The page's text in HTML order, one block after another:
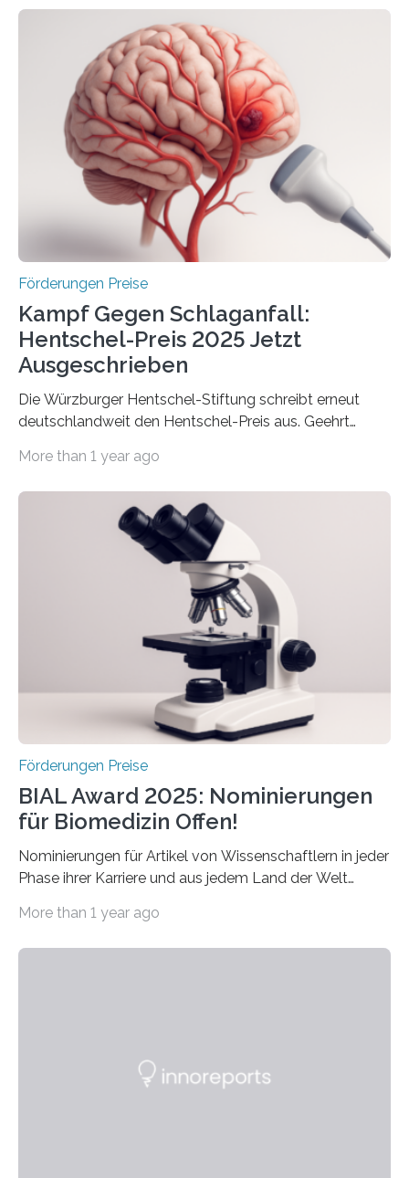
Woche vom Haushaltsausschuss freigegeben – unter
anderem zur Unterstützung der
Industrieforschungsprogramme Industrielle
Gemeinschaftsforschung (IGF), Zentrales
Innovationsprogramm Mittelstand (ZIM) und
Innovationskompetenz INNO-KOM. Auf dem
Innovationstag Mittelstand 2025 am 5. Juni 2025 in
Berlin überbrachte das Bundesministerium für
Wirtschaft und Energie eine gute Nachricht:
Überplanmäßige Verpflichtungsermächtigungen in
Förderungen Preise
Kampf Gegen Schlaganfall:
Hentschel-Preis 2025 Jetzt
Ausgeschrieben
Die Würzburger Hentschel-Stiftung schreibt erneut
deutschlandweit den Hentschel-Preis aus. Geehrt
hochrangige wissenschaftliche Publikation zum Thema
Schlaganfall“ mit Sitz in Würzburg fördert die
Schlaganfallforschung, um die Behandlung der
Betroffenen zu verbessern. Dazu schreibt sie auch in
diesem Jahr wieder deutschlandweit den Hentschel-
Preis aus. Er richtet sich gezielt an jüngere
Forscherinnen und Forscher unter 40 Jahren. Geehrt
werden soll eine herausragende Doktorarbeit oder eine
hochrangige wissenschaftliche Publikation zum Thema
More than 1 year ago
Förderungen Preise
BIAL Award 2025: Nominierungen
für Biomedizin Offen!
Nominierungen für Artikel von Wissenschaftlern in jeder
Phase ihrer Karriere und aus jedem Land der Welt
Leben gerufen, um die bemerkenswertesten
Foundation, des BIAL Award in Biomedicine ist in
More than 1 year ago